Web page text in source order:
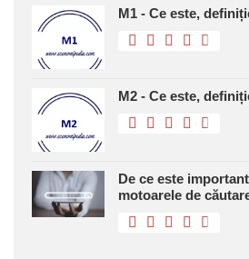
M1 - Ce este,
M2 - Ce este,
De ce este
motoarele de